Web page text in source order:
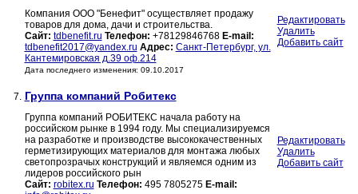
Компания ООО "Бенефит" осуществляет продажу
товаров для дома, дачи и строительства.
Сайт: tdbenefit.ru Телефон: +78129846768 E-mail:
tdbenefit2017@yandex.ru Адрес: Санкт-Петербург, ул.
Кантемировская д.39 оф.214
Дата последнего изменения: 09.10.2017
Редактировать
Удалить
Добавить сайт
7. Группа компаний Робитекс
Группа компаний РОБИТЕКС начала работу на
российском рынке в 1994 году. Мы специализируемся
на разработке и производстве высококачественных
герметизирующих материалов для монтажа любых
светопрозрачых конструкций и являемся одним из
лидеров российского рын
Сайт: robitex.ru Телефон: 495 7805275 E-mail:
Редактировать
Удалить
Добавить сайт